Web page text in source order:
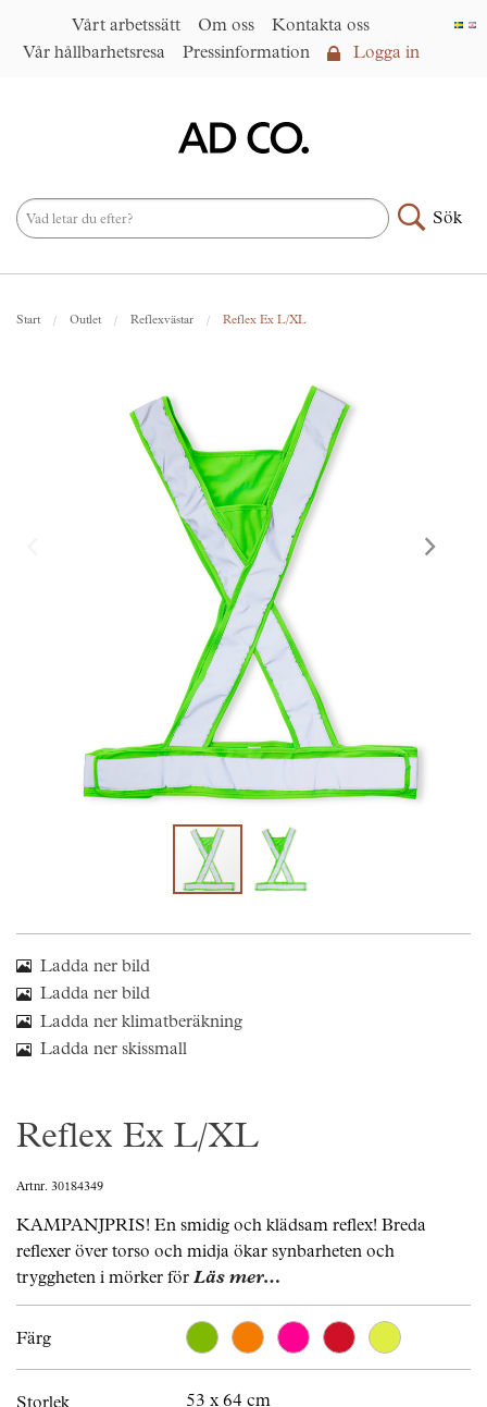
Vårt arbetssätt Om oss
Kontakta oss
Vår hållbarhetsresa
Pressinformation Logga in
Sök
Start Outlet Reflexvästar Reflex Ex L/XL
Ladda ner bild
Ladda ner bild
Ladda ner klimatberäkning
Ladda ner skissmall
Reflex Ex L/XL
Artnr. 30184349
KAMPANJPRIS! En smidig och klädsam reflex! Breda
reflexer över torso och midja ökar synbarheten och
tryggheten i mörker för Läs mer…
Färg
Storlek 53 x 64 cm
Om oss
Under samma paraply
AD CO. trading
Vår hållbarhetsresa
Skräddarsy kassar
Outlet ►
Pressinformation
Logga in